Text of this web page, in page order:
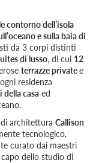
contorno dell’isola
e sulla baia di
da 3 corpi distinti
di lusso, di cui 12
terrazze privatee
residenza
casa ed
architettura Callison
tecnologico,
curato dai maestri
dello studio di